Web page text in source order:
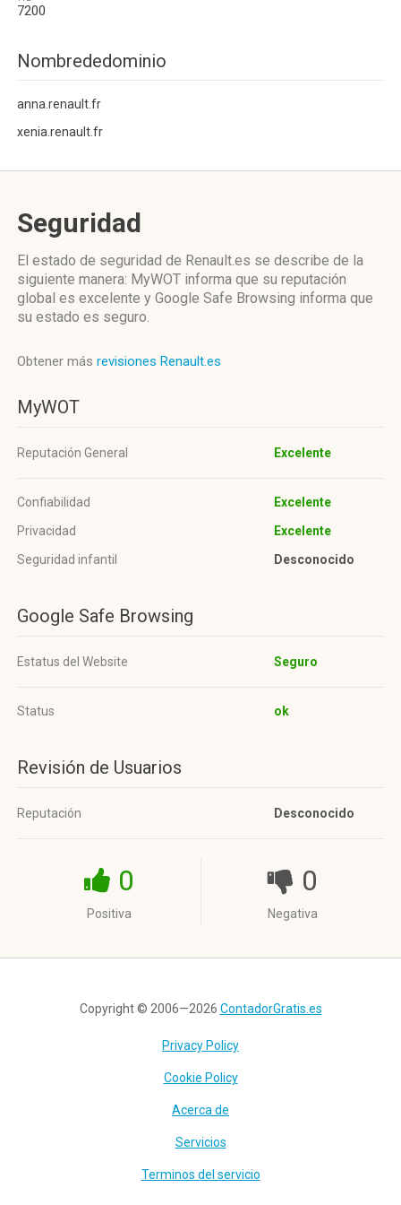
7200
Nombrededominio
anna.renault.fr
xenia.renault.fr
Seguridad
El estado de seguridad de Renault.es se describe de la
siguiente manera: MyWOT informa que su reputación
global es excelente y Google Safe Browsing informa que
su estado es seguro.
Obtener más revisiones Renault.es
MyWOT
Reputación General Excelente
Confiabilidad
Excelente
Privacidad
Excelente
Seguridad infantil
Desconocido
Google Safe Browsing
Estatus del Website Seguro
Status ok
Revisión de Usuarios
Reputación Desconocido
0
Positiva
0
Negativa
Copyright © 2006—2026 ContadorGratis.es
Privacy Policy
Cookie Policy
Acerca de
Servicios
Terminos del servicio